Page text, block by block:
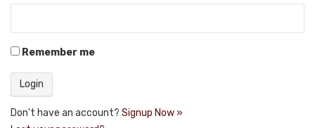
Remember me
Don't have an account? Signup Now »